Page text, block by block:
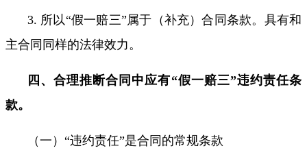
3. 所以“假一赔三” 属于（补充）合同条款。具有和
主合同同样的法律效力。
四、合理推断合同中应有“假一赔三”违约责任条
款。
（一） “违约责任”是合同的常规条款